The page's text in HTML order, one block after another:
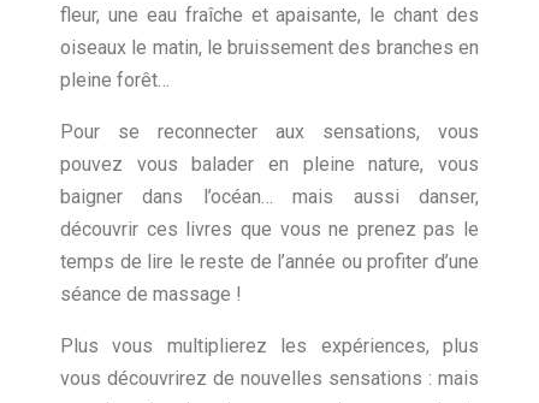
fleur, une eau fraîche et apaisante, le chant des
oiseaux le matin, le bruissement des branches en
pleine forêt…
Pour se reconnecter aux sensations, vous
pouvez vous balader en pleine nature, vous
baigner dans l’océan… mais aussi danser,
découvrir ces livres que vous ne prenez pas le
temps de lire le reste de l’année ou profiter d’une
séance de massage !
Plus vous multiplierez les expériences, plus
vous découvrirez de nouvelles sensations : mais